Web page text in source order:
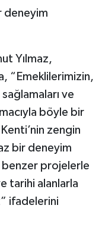
deneyim
Yılmaz,
“Emeklilerimizin,
ve
böyle bir
zengin
bir deneyim
projelerle
tarihi alanlarla
ifadelerini